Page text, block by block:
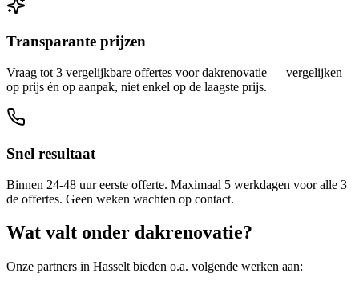
Transparante prijzen
Vraag tot 3 vergelijkbare offertes voor dakrenovatie — vergelijken
op prijs én op aanpak, niet enkel op de laagste prijs.
Snel resultaat
Binnen 24-48 uur eerste offerte. Maximaal 5 werkdagen voor alle 3
de offertes. Geen weken wachten op contact.
Wat valt onder dakrenovatie?
Onze partners in Hasselt bieden o.a. volgende werken aan: